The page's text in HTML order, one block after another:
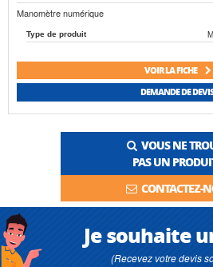
Manomètre numérique
Type de produit
VOIR LA FICHE
DEMANDE DE DEVIS
VOUS NE
PAS UN
CONTACTEZ-
Je souhaite
(Recevez votre devis